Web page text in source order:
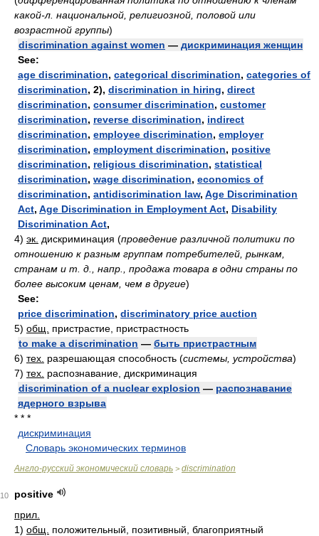
какой-л. национальной, религиозной, половой или
возрастной группы)
discrimination against women — дискриминация женщин
See:
age discrimination, categorical discrimination, categories of
discrimination, 2), discrimination in hiring, direct
discrimination, consumer discrimination, customer
discrimination, reverse discrimination, indirect
discrimination, employee discrimination, employer
discrimination, employment discrimination, positive
discrimination, religious discrimination, statistical
discrimination, wage discrimination, economics of
discrimination, antidiscrimination law, Age Discrimination
Act, Age Discrimination in Employment Act, Disability
Discrimination Act,
4) эк. дискриминация (проведение различной политики по
отношению к разным группам потребителей, рынкам,
странам и т. д., напр., продажа товара в одни страны по
более высоким ценам, чем в другие)
See:
price discrimination, discriminatory price auction
5) общ.
пристрастие, пристрастность
to make a discrimination — быть пристрастным
6) тех. разрешающая способность (системы, устройства)
7) тех. распознавание, дискриминация
discrimination of a nuclear explosion — распознавание
ядерного взрыва
* * *
дискриминация
Словарь экономических терминов
Англо-русский экономический словарь > discrimination
10
positive
прил.
1) общ.
положительный, позитивный, благоприятный